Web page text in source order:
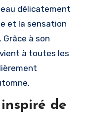
délicatement
et la sensation
à son
à toutes les
de